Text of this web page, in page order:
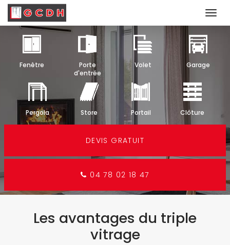
contenu
Fenêtre
Porte
d'entrée
Volet Garage
Pergola Store Portail Clôture
DEVIS GRATUIT
04 78 02 18 47
Les avantages du triple
vitrage